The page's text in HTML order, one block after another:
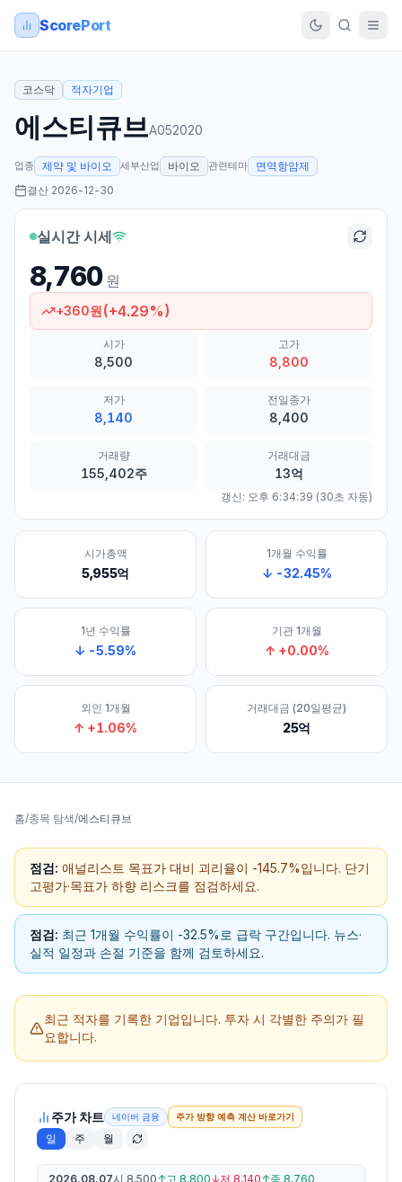
ScorePort
코스닥 적자기업
에스티큐브A052020
업종 제약 및 바이오 세부산업 바이오 관련테마
면역항암제
결산 2026-12-30
실시간 시세
8,760 원
+360원(+4.29%)
시가
8,500
고가
8,800
저가
8,140
전일종가
8,400
거래량
155,402주
거래대금
13억
갱신: 오후 6:34:39 (30초 자동)
시가총액
5,955억
1개월 수익률
↓ -32.45%
1년 수익률
↓ -5.59%
기관 1개월
↑ +0.00%
외인 1개월
↑ +1.06%
거래대금 (20일평균)
25억
홈/종목 탐색/에스티큐브
점검: 애널리스트 목표가 대비 괴리율이 -145.7%입니다. 단기
고평가·목표가 하향 리스크를 점검하세요.
점검: 최근 1개월 수익률이 -32.5%로 급락 구간입니다. 뉴스·
실적 일정과 손절 기준을 함께 검토하세요.
최근 적자를 기록한 기업입니다. 투자 시 각별한 주의가 필
요합니다.
주가 차트 네이버 금융 주가 방향 예측 계산 바로가기
일 주 월
2026.08.07시 8,500 ↑고 8,800↓저 8,140 ↑종 8,760